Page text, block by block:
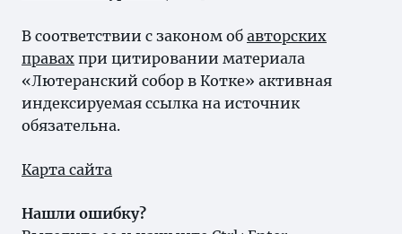
В соответствии с законом об авторских
правах при цитировании материала
«Лютеранский собор в Котке» активная
индексируемая ссылка на источник
обязательна.
Карта сайта
Нашли ошибку?